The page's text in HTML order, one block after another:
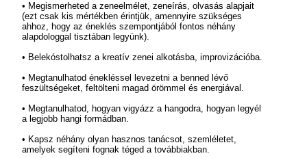
• Megismerheted a zeneelmélet, zeneírás, olvasás alapjait
(ezt csak kis mértékben érintjük, amennyire szükséges
ahhoz, hogy az éneklés szempontjából fontos néhány
alapdologgal tisztában legyünk).
• Belekóstolhatsz a kreatív zenei alkotásba, improvizációba.
• Megtanulhatod énekléssel levezetni a benned lévő
feszültségeket, feltölteni magad örömmel és energiával.
• Megtanulhatod, hogyan vigyázz a hangodra, hogyan legyél
a legjobb hangi formádban.
• Kapsz néhány olyan hasznos tanácsot, szemléletet,
amelyek segíteni fognak téged a továbbiakban.